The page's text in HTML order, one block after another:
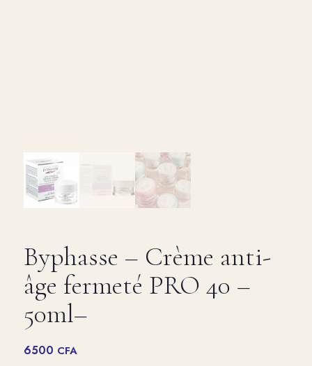
Byphasse – Crème anti-
âge fermeté PRO 40 –
50ml–
6500 CFA